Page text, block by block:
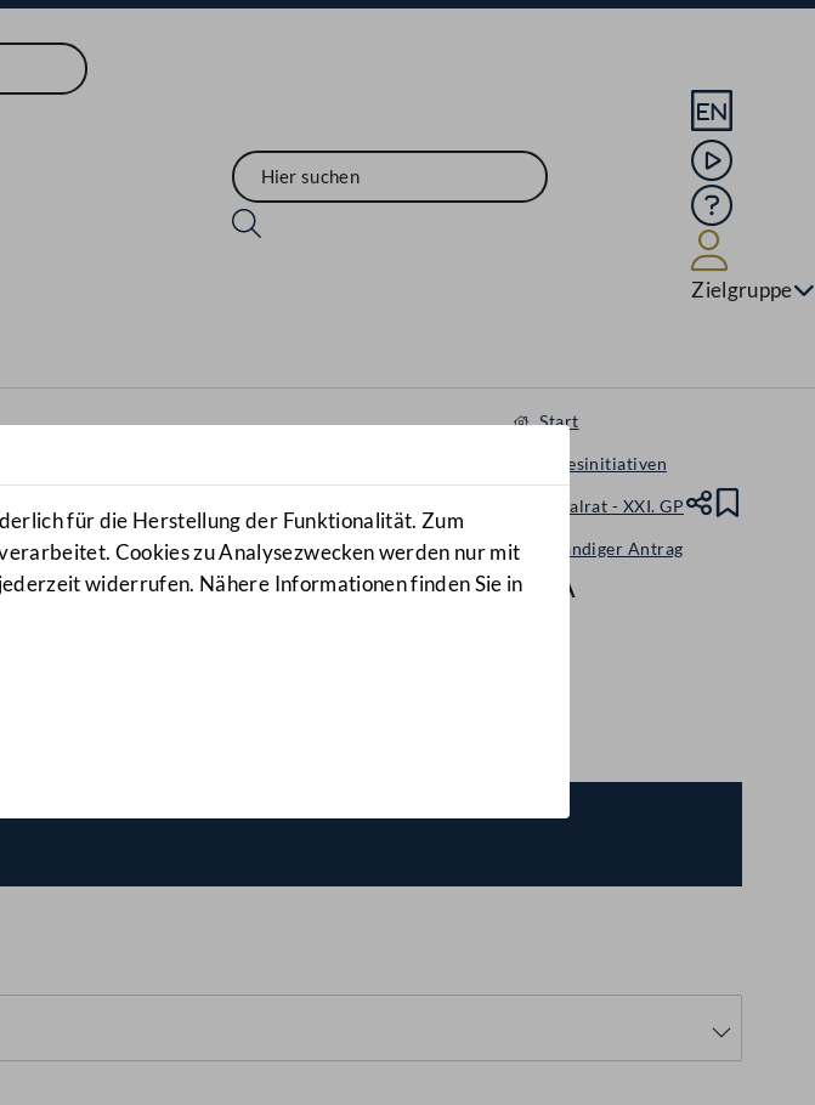
Sprache
Mediathek
Hilfe
Zielgruppe
für die Herstellung der Funktionalität. Zum
Cookies zu Analysezwecken werden nur mit
widerrufen. Nähere Informationen finden Sie in
Start
Gesetzesinitiativen
Nationalrat - XXI. GP
Selbständiger Antrag
55/A